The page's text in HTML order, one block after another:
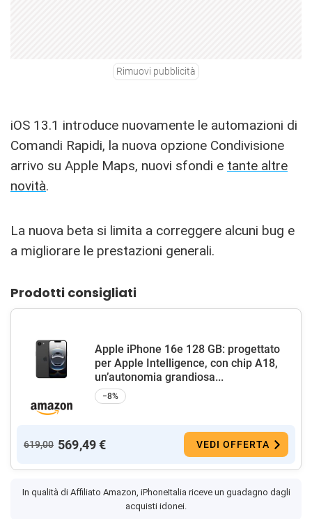
Rimuovi pubblicità
iOS 13.1 introduce nuovamente le automazioni di
Comandi Rapidi, la nuova opzione Condivisione
arrivo su Apple Maps, nuovi sfondi e tante altre
novità.
La nuova beta si limita a correggere alcuni bug e
a migliorare le prestazioni generali.
Prodotti consigliati
Apple iPhone 16e 128 GB: progettato
per Apple Intelligence, con chip A18,
un’autonomia grandiosa...
−8%
619,00 569,49 € VEDI OFFERTA
In qualità di Affiliato Amazon, iPhoneItalia riceve un guadagno dagli
acquisti idonei.